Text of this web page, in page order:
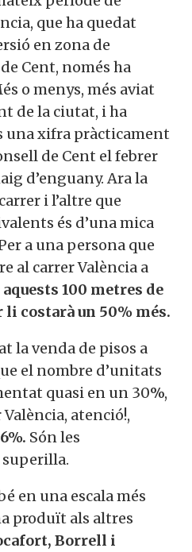
que ha quedat
en zona de
Cent, només ha
o menys, més aviat
de la ciutat, i ha
una xifra pràcticament
de Cent el febrer
d’enguany. Ara la
i l’altre que
és d’una mica
a una persona que
al carrer València a
100 metres de
costarà un 50% més.
la venda de pisos a
el nombre d’unitats
quasi en un 30%,
atenció!,
Són les
superilla.
en una escala més
produït als altres
Borrell i